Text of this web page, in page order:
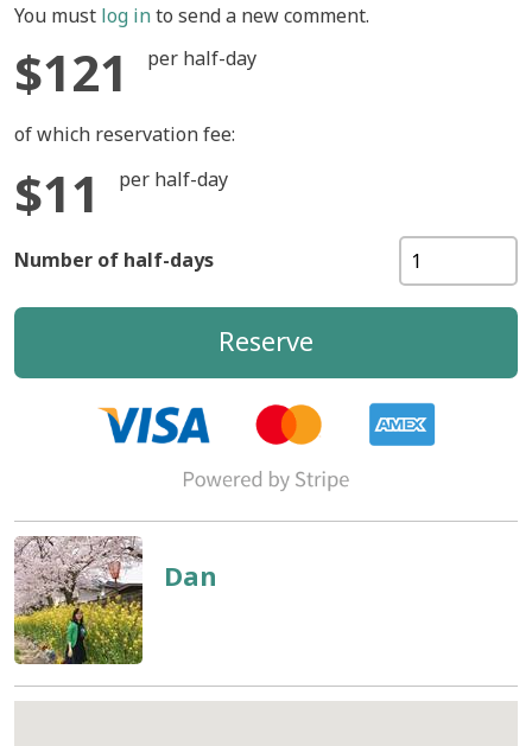
You must log into send a new comment.
$121 per half-day
of which reservation fee:
$11 per half-day
Number of half-days
Reserve
Dan